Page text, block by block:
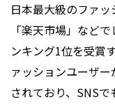
日本最大級のファ
「楽天市場」など
ンキング1位を受賞
ァッションユーザ
されており、SNS